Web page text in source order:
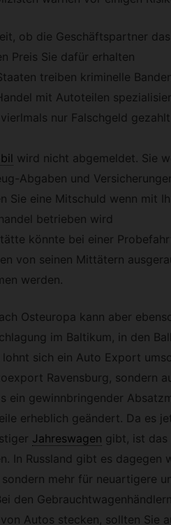
ob die Geschäftspartner das
Preis Sie dafür erhalten
treiben kriminelle
mit Autoteilen
nur Falschgeld
wird nicht abgemeldet. Sie
Abgaben und
Sie eine Mitschuld wenn mit
betrieben wird
könnte bei einer
von seinen Mittätern
werden.
Osteuropa kann aber
im Baltikum, in den
sich ein Auto Export
Ravensburg, sondern
ein gewinnbringender
erheblich geändert. Da es
Jahreswagen gibt, ist das
In Russland gibt es dagegen
sondern mehr für neuartigere
den
Autos stecken, sollten Sie